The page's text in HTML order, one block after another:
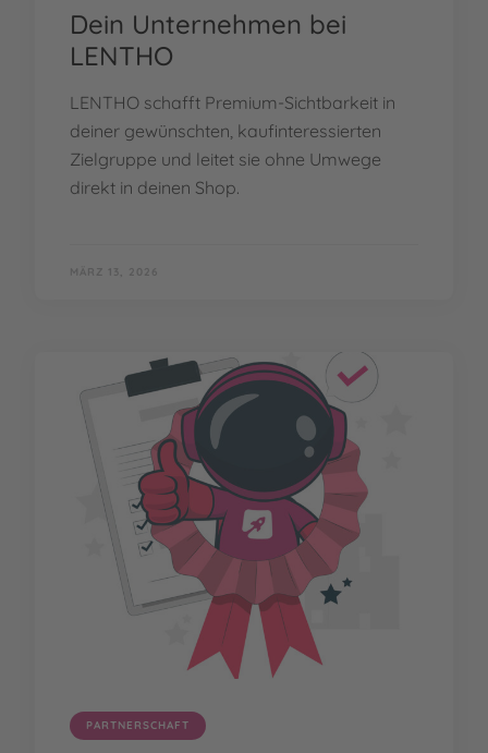
Dein Unternehmen bei
LENTHO
LENTHO schafft Premium-Sichtbarkeit in
deiner gewünschten, kaufinteressierten
Zielgruppe und leitet sie ohne Umwege
direkt in deinen Shop.
MÄRZ 13, 2026
PARTNERSCHAFT